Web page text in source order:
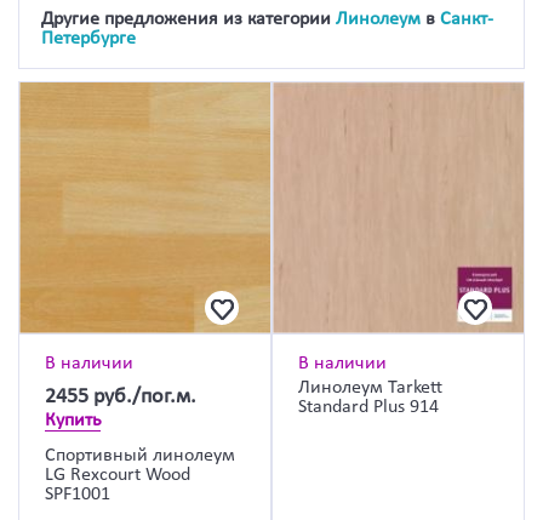
Другие предложения из категории Линолеум в Санкт-
Петербурге
В наличии
2455 руб./пог.м.
Купить
Спортивный линолеум
LG Rexcourt Wood
SPF1001
В наличии
Линолеум Tarkett
Standard Plus 914